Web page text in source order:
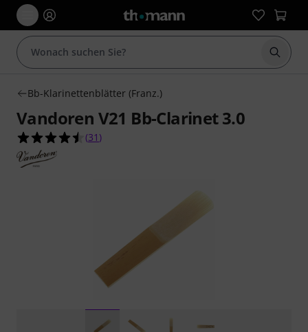
Suche
Bb-Klarinettenblätter (Franz.)
Vandoren V21 Bb-Clarinet 3.0
4.5 von 5 Sternen aus 31 Kundenbewertungen
(31 )